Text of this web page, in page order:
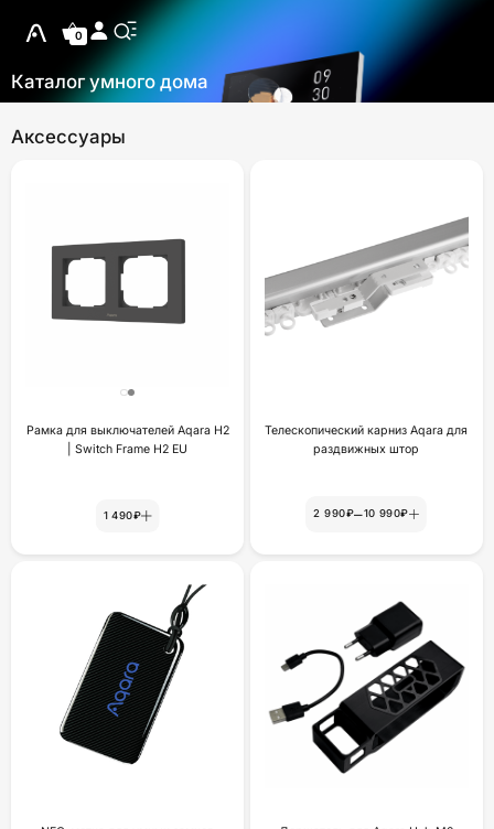
0
Каталог умного дома
Аксессуары
Рамка для выключателей Aqara H2
| Switch Frame H2 EU
1 490₽
Телескопический карниз Aqara для
раздвижных штор
2 990₽–10 990₽